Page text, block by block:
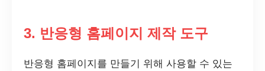
3. 반응형 홈페이지 제작 도구
반응형 홈페이지를 만들기 위해 사용할 수 있는